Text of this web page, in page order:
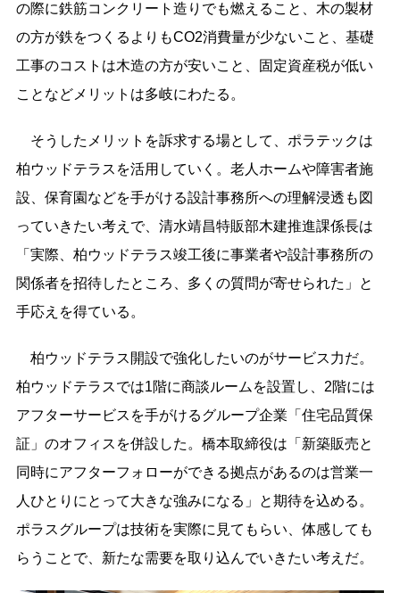
の際に鉄筋コンクリート造りでも燃えること、木の製材
の方が鉄をつくるよりもCO2消費量が少ないこと、基礎
工事のコストは木造の方が安いこと、固定資産税が低い
ことなどメリットは多岐にわたる。
そうしたメリットを訴求する場として、ポラテックは
柏ウッドテラスを活用していく。老人ホームや障害者施
設、保育園などを手がける設計事務所への理解浸透も図
っていきたい考えで、清水靖昌特販部木建推進課係長は
「実際、柏ウッドテラス竣工後に事業者や設計事務所の
関係者を招待したところ、多くの質問が寄せられた」と
手応えを得ている。
柏ウッドテラス開設で強化したいのがサービス力だ。
柏ウッドテラスでは1階に商談ルームを設置し、2階には
アフターサービスを手がけるグループ企業「住宅品質保
証」のオフィスを併設した。橋本取締役は「新築販売と
同時にアフターフォローができる拠点があるのは営業一
人ひとりにとって大きな強みになる」と期待を込める。
ポラスグループは技術を実際に見てもらい、体感しても
らうことで、新たな需要を取り込んでいきたい考えだ。